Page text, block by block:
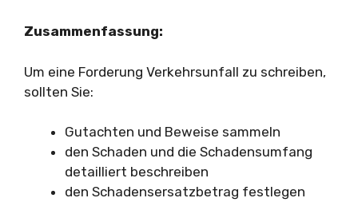
Zusammenfassung:
Um eine Forderung Verkehrsunfall zu schreiben,
sollten Sie:
Gutachten und Beweise sammeln
den Schaden und die Schadensumfang
detailliert beschreiben
den Schadensersatzbetrag festlegen